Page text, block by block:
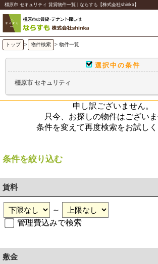
橿原市 セキュリティ 賃貸物件一覧 | ならすも【株式会社shinka】
トップ > 物件検索 > 物件一覧
選択中の条件
橿原市 セキュリティ
申し訳ございません。
只今、お探しの物件はございま
条件を変えて再度検索をお試しく
条件を絞り込む
賃料
～
管理費込みで検索
敷金